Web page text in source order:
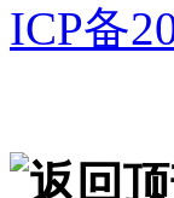
ICP备